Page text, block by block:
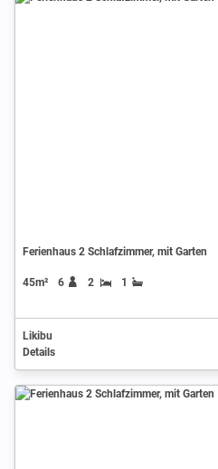
Ferienhaus 2 Schlafzimmer, mit Garten
45m² 6 2 1
Likibu
Details